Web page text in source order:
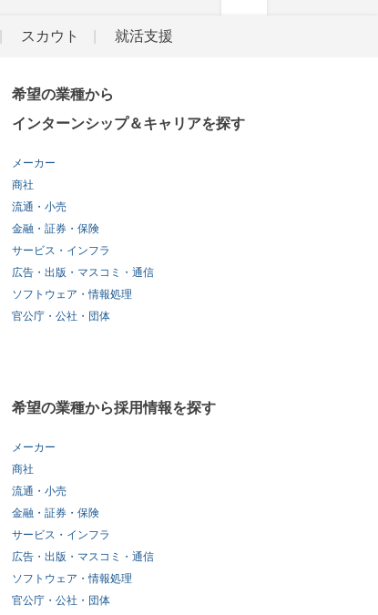
スカウト 就活支援
希望の業種から
インターンシップ＆キャリアを探す
メーカー
商社
流通・小売
金融・証券・保険
サービス・インフラ
広告・出版・マスコミ・通信
ソフトウェア・情報処理
官公庁・公社・団体
希望の業種から採用情報を探す
メーカー
商社
流通・小売
金融・証券・保険
サービス・インフラ
広告・出版・マスコミ・通信
ソフトウェア・情報処理
官公庁・公社・団体